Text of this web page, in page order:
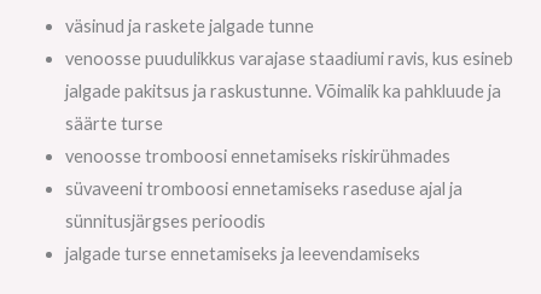
väsinud ja raskete jalgade tunne
venoosse puudulikkus varajase staadiumi ravis, kus esineb
jalgade pakitsus ja raskustunne. Võimalik ka pahkluude ja
säärte turse
venoosse tromboosi ennetamiseks riskirühmades
süvaveeni tromboosi ennetamiseks raseduse ajal ja
sünnitusjärgses perioodis
jalgade turse ennetamiseks ja leevendamiseks